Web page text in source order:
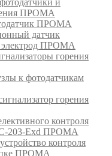
и
ПРОМА
ПРОМА
датчик
электрод ПРОМА
горения
к фотодатчикам
горения
контроля
203-Exd ПРОМА
контроля
ПРОМА